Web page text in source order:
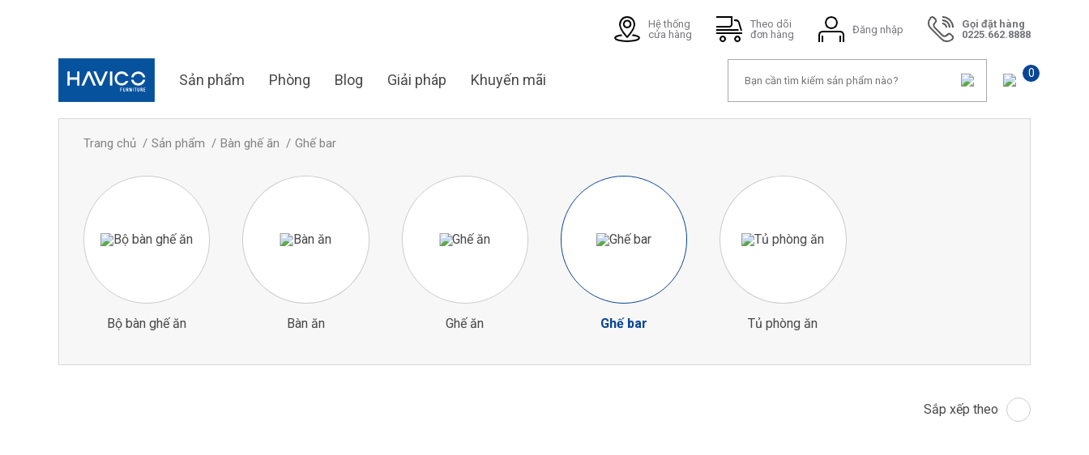
Hệ thống
cửa hàng
Theo dõi
đơn hàng
Đăng nhập
Gọi đặt hàng
0225.662.8888
Sản phẩm Phòng Blog Giải pháp Khuyến mãi 0
Trang chủ Sản phẩm Bàn ghế ăn Ghế bar
Bộ bàn ghế ăn Bàn ăn Ghế ăn Ghế bar Tủ phòng ăn
Sắp xếp theo